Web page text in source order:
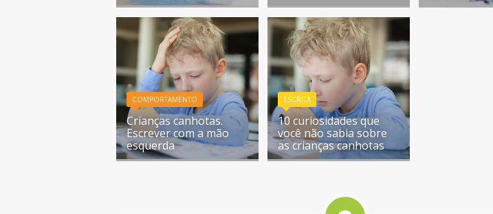
COMPORTAMENTO
Crianças canhotas.
Escrever com a mão
esquerda
ESCRITA
10 curiosidades que
você não sabia sobre
as crianças canhotas